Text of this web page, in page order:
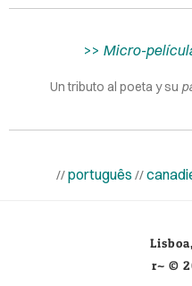
>> Micro-
Un tributo al poeta y su
//português //
r~ ©